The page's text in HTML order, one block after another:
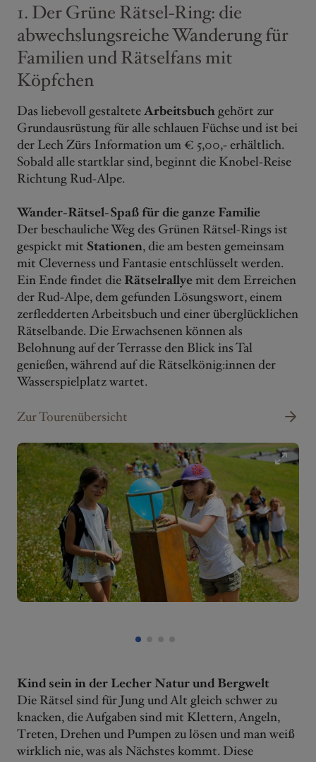
1. Der Grüne Rätsel-Ring: die
abwechslungsreiche Wanderung für
Familien und Rätselfans mit
Köpfchen
Das liebevoll gestalteteArbeitsbuchgehört zur
Grundausrüstung für alle schlauen Füchse und ist bei
der Lech Zürs Information um € 5,00,- erhältlich.
Sobald alle startklar sind, beginnt die Knobel-Reise
Richtung Rud-Alpe.
Wander-Rätsel-Spaß für die ganze Familie
Der beschauliche Weg des Grünen Rätsel-Rings ist
gespickt mit Stationen, die am besten gemeinsam
mit Cleverness und Fantasie entschlüsselt werden.
Ein Ende findet die Rätselrallye mit dem Erreichen
der Rud-Alpe, dem gefunden Lösungswort, einem
zerfledderten Arbeitsbuch und einer überglücklichen
Rätselbande. Die Erwachsenen können als
Belohnung auf der Terrasse den Blick ins Tal
genießen, während auf die Rätselkönig:innen der
Wasserspielplatz wartet.
Zur Tourenübersicht
Kind sein in der Lecher Natur und Bergwelt
Die Rätsel sind für Jung und Alt gleich schwer zu
knacken, die Aufgaben sind mit Klettern, Angeln,
Treten, Drehen und Pumpen zu lösen und man weiß
wirklich nie, was als Nächstes kommt. Diese